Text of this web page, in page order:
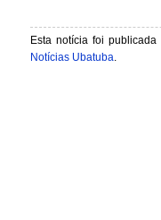
Esta notícia foi
Notícias Ubatuba.